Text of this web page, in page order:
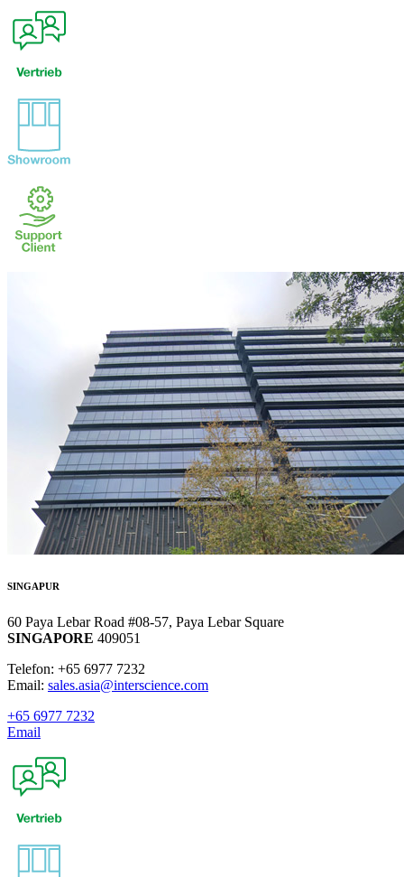
SINGAPUR
60 Paya Lebar Road #08-57, Paya Lebar Square
SINGAPORE 409051
Telefon: +65 6977 7232
Email: sales.asia@interscience.com
+65 6977 7232
Email